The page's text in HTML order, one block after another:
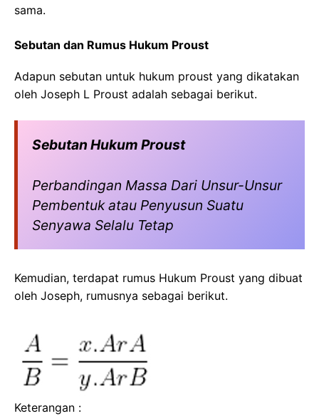
sama.
Sebutan dan Rumus Hukum Proust
Adapun sebutan untuk hukum proust yang dikatakan
oleh Joseph L Proust adalah sebagai berikut.
Sebutan Hukum Proust
Perbandingan Massa Dari Unsur-Unsur
Pembentuk atau Penyusun Suatu
Senyawa Selalu Tetap
Kemudian, terdapat rumus Hukum Proust yang dibuat
oleh Joseph, rumusnya sebagai berikut.
Keterangan :